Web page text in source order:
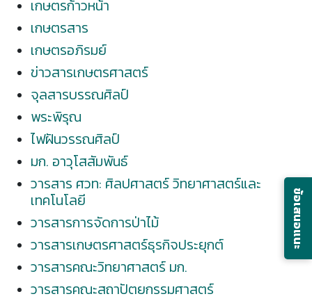
เกษตรก้าวหน้า
เกษตรสาร
เกษตรอภิรมย์
ข่าวสารเกษตรศาสตร์
จุลสารบรรณศิลป์
พระพิรุณ
ไฟฝันวรรณศิลป์
มก. อาวุโสสัมพันธ์
วารสาร ศวท: ศิลปศาสตร์ วิทยาศาสตร์และ
เทคโนโลยี
วารสารการจัดการป่าไม้
วารสารเกษตรศาสตร์ธุรกิจประยุกต์
วารสารคณะวิทยาศาสตร์ มก.
วารสารคณะสถาปัตยกรรมศาสตร์
ข้อเสนอแนะ